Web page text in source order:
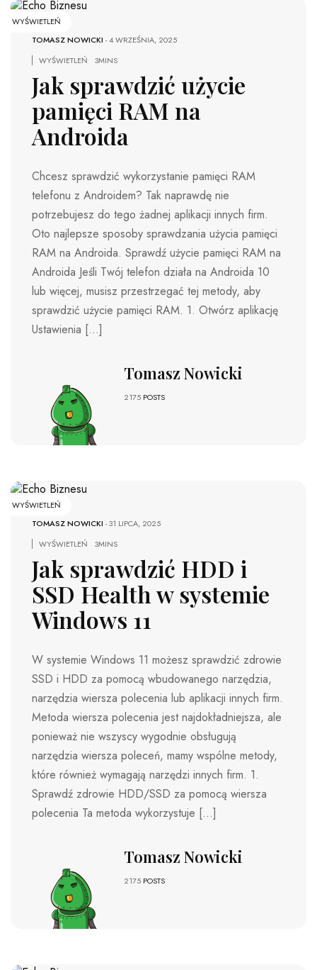
WYŚWIETLEŃ
TOMASZ NOWICKI -4 WRZEŚNIA, 2025
WYŚWIETLEŃ
3MINS
Jak sprawdzić użycie
pamięci RAM na
Androida
Chcesz sprawdzić wykorzystanie pamięci RAM
telefonu z Androidem? Tak naprawdę nie
potrzebujesz do tego żadnej aplikacji innych firm.
Oto najlepsze sposoby sprawdzania użycia pamięci
RAM na Androida. Sprawdź użycie pamięci RAM na
Androida Jeśli Twój telefon działa na Androida 10
lub więcej, musisz przestrzegać tej metody, aby
sprawdzić użycie pamięci RAM. 1. Otwórz aplikację
Ustawienia […]
Tomasz Nowicki
2175 POSTS
WYŚWIETLEŃ
TOMASZ NOWICKI -31 LIPCA, 2025
WYŚWIETLEŃ
3MINS
Jak sprawdzić HDD i
SSD Health w systemie
Windows 11
W systemie Windows 11 możesz sprawdzić zdrowie
SSD i HDD za pomocą wbudowanego narzędzia,
narzędzia wiersza polecenia lub aplikacji innych firm.
Metoda wiersza polecenia jest najdokładniejsza, ale
ponieważ nie wszyscy wygodnie obsługują
narzędzia wiersza poleceń, mamy wspólne metody,
które również wymagają narzędzi innych firm. 1.
Sprawdź zdrowie HDD/SSD za pomocą wiersza
polecenia Ta metoda wykorzystuje […]
Tomasz Nowicki
2175 POSTS